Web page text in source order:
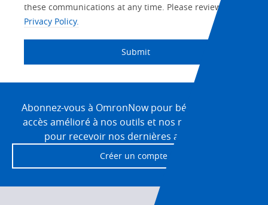
Yes
Components
and Vision
SYSMAC
Panel Building
Quality Control
Safety Solutions
Traceability
Maintenance
these communications at any time. Please review our
Privacy Policy.
Submit
FooterAbonnez-vous à OmronNow pour bénéficier d’un
accès amélioré à nos outils et nos ressources, et
pour recevoir nos dernières actualités!
Créer un compte